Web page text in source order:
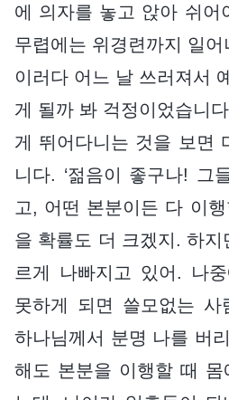
에 의자를 놓고 앉아 쉬어
무렵에는 위경련까지 일
이러다 어느 날 쓰러져서
게 될까 봐 걱정이었습니
게 뛰어다니는 것을 보면
니다. ‘젊음이 좋구나! 그
고, 어떤 본분이든 다 이
을 확률도 더 크겠지. 하
르게 나빠지고 있어. 나
못하게 되면 쓸모없는 사
하나님께서 분명 나를 버
해도 본분을 이행할 때